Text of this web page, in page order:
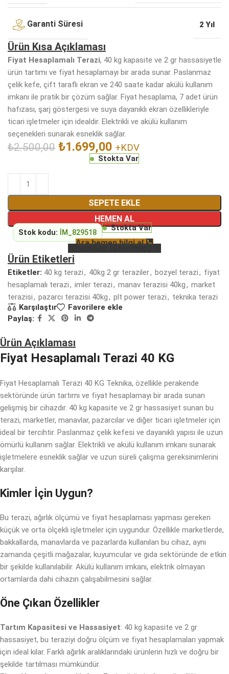
Garanti Süresi 2 Yıl
Ürün Kısa Açıklaması
Fiyat Hesaplamalı Terazi, 40 kg kapasite ve 2 gr hassasiyetle
ürün tartımı ve fiyat hesaplamayı bir arada sunar. Paslanmaz
çelik kefe, çift taraflı ekran ve 240 saate kadar akülü kullanım
imkanı ile pratik bir çözüm sağlar. Fiyat hesaplama, 7 adet ürün
hafızası, şarj göstergesi ve suya dayanıklı ekran özellikleriyle
ticari işletmeler için idealdir. Elektrikli ve akülü kullanım
seçenekleri sunarak esneklik sağlar.
₺2.500,00 ₺1.699,00 +KDV
Stokta Var
SEPETE EKLE
HEMEN AL
Stok kodu: İM_829518 Stokta Var
Ara hemen bilgi al
Ürün Etiketleri
Etiketler: 40 kg terazi, 40kg 2 gr teraziler, bozyel terazi, fiyat
hesaplamalı terazi, imler terazi, manav terazisi 40kg, market
terazisi, pazarcı terazisi 40kg, plt power terazi, teknika terazi
Karşılaştır
Favorilere ekle
Paylaş:
Ürün Açıklaması
Fiyat Hesaplamalı Terazi 40 KG
Fiyat Hesaplamalı Terazi 40 KG Teknika, özellikle perakende
sektöründe ürün tartımı ve fiyat hesaplamayı bir arada sunan
gelişmiş bir cihazdır. 40 kg kapasite ve 2 gr hassasiyet sunan bu
terazi, marketler, manavlar, pazarcılar ve diğer ticari işletmeler için
ideal bir tercihtir. Paslanmaz çelik kefesi ve dayanıklı yapısı ile uzun
ömürlü kullanım sağlar. Elektrikli ve akülü kullanım imkanı sunarak
işletmelere esneklik sağlar ve uzun süreli çalışma gereksinimlerini
karşılar.
Kimler İçin Uygun?
Bu terazi, ağırlık ölçümü ve fiyat hesaplaması yapması gereken
küçük ve orta ölçekli işletmeler için uygundur. Özellikle marketlerde,
bakkallarda, manavlarda ve pazarlarda kullanılan bu cihaz, aynı
zamanda çeşitli mağazalar, kuyumcular ve gıda sektöründe de etkin
bir şekilde kullanılabilir. Akülü kullanım imkanı, elektrik olmayan
ortamlarda dahi cihazın çalışabilmesini sağlar.
Öne Çıkan Özellikler
Tartım Kapasitesi ve Hassasiyet: 40 kg kapasite ve 2 gr
hassasiyet, bu teraziyi doğru ölçüm ve fiyat hesaplamaları yapmak
için ideal kılar. Farklı ağırlık aralıklarındaki ürünlerin hızlı ve doğru bir
şekilde tartılması mümkündür.